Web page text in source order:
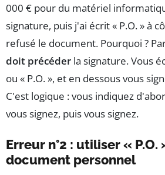
000 € pour du matériel
signature, puis j'ai écrit « P.O. » à
refusé le document. Pourquoi ?
doit précéder la signature. Vous
ou « P.O. », et en dessous vous
C'est logique : vous indiquez
vous signez, puis vous signez.
Erreur n°2 : utiliser « P.O.
document personnel